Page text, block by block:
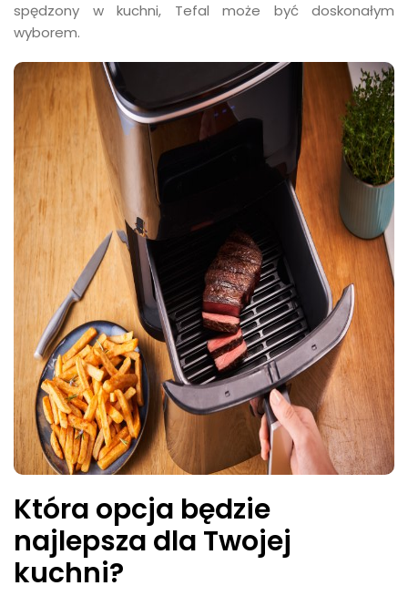
spędzony w kuchni, Tefal może być doskonałym
wyborem.
Która opcja będzie
najlepsza dla Twojej
kuchni?